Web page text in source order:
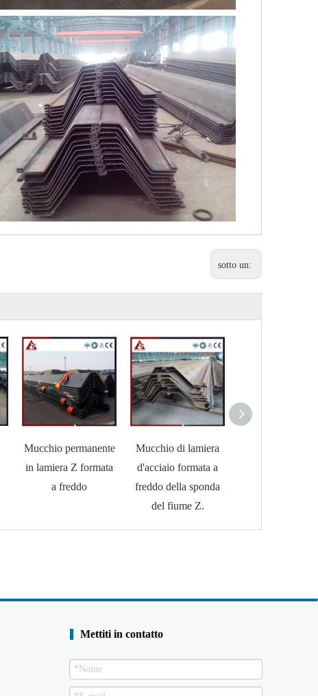
sotto un:
Mucchio permanente
in lamiera Z formata
a freddo
Mucchio di lamiera
d'acciaio formata a
freddo della sponda
del fiume Z.
Mettiti in contatto